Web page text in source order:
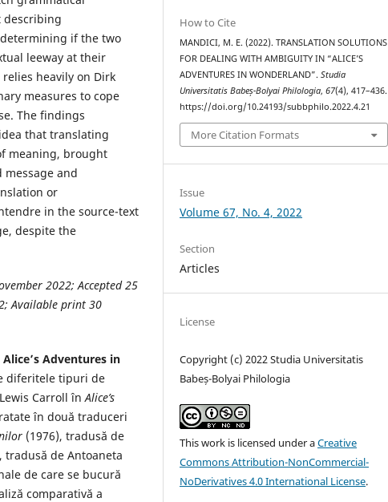
describing
if the two
leeway at their
heavily on Dirk
measures to cope
The findings
that translating
meaning, brought
and
or
in the source-text
despite the
2022; Accepted25
; Available print 30
Alice’s Adventures in
diferitele tipuri de
Carroll înAlice’s
în două traduceri
(1976), tradusă de
tradusă de Antoaneta
de care se bucură
comparativă a
How to Cite
MANDICI, M. E. (2022). TRANSLATION SOLUTIONS
FOR DEALING WITH AMBIGUITY IN “ALICE’S
ADVENTURES IN WONDERLAND”.Studia
Universitatis Babeș-Bolyai Philologia,67(4), 417–436.
https://doi.org/10.24193/subbphilo.2022.4.21
More Citation Formats
Issue
Volume 67, No. 4, 2022
Section
Articles
License
Copyright (c) 2022 Studia Universitatis
Babeș-Bolyai Philologia
This work is licensed under aCreative
Commons Attribution-NonCommercial-
NoDerivatives 4.0 International License.